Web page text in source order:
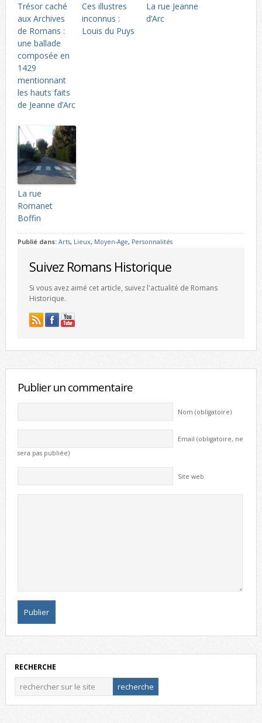
Trésor caché
aux Archives
de Romans :
une ballade
composée en
1429
mentionnant
les hauts faits
de Jeanne d’Arc
Ces illustres
inconnus :
Louis du Puys
La rue Jeanne
d’Arc
La rue
Romanet
Boffin
Publié dans: Arts, Lieux, Moyen-Age, Personnalités
Suivez Romans Historique
Si vous avez aimé cet article, suivez l'actualité de Romans
Historique.
Publier un commentaire
Nom (obligatoire)
Email (obligatoire, ne
sera pas publiée)
Site web
RECHERCHE